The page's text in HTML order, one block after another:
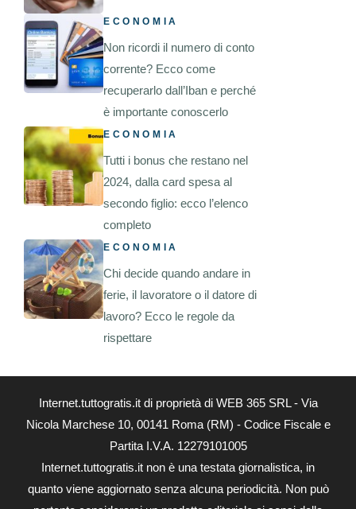
ECONOMIA
Non ricordi il numero di conto
corrente? Ecco come
recuperarlo dall’Iban e perché
è importante conoscerlo
ECONOMIA
Tutti i bonus che restano nel
2024, dalla card spesa al
secondo figlio: ecco l’elenco
completo
ECONOMIA
Chi decide quando andare in
ferie, il lavoratore o il datore di
lavoro? Ecco le regole da
rispettare
Internet.tuttogratis.it di proprietà di WEB 365 SRL - Via
Nicola Marchese 10, 00141 Roma (RM) - Codice Fiscale e
Partita I.V.A. 12279101005
Internet.tuttogratis.it non è una testata giornalistica, in
quanto viene aggiornato senza alcuna periodicità. Non può